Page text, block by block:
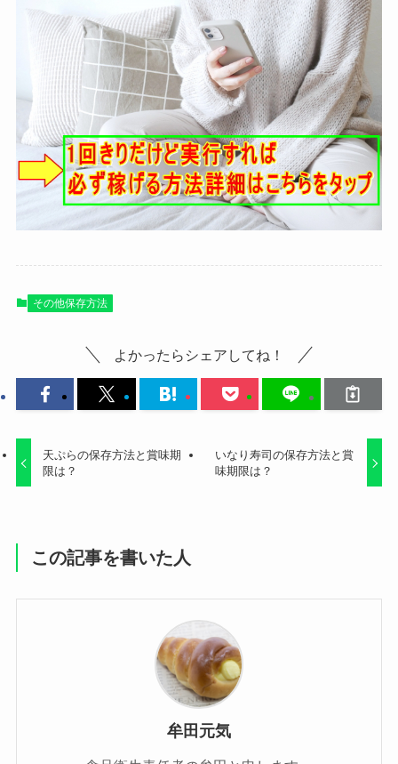
その他保存方法
よかったらシェアしてね！
天ぷらの保存方法と賞味期
限は？
いなり寿司の保存方法と賞
味期限は？
この記事を書いた人
牟田元気